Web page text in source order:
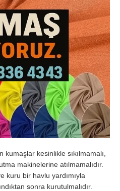
kesinlikle sıkılmamalı,
makinelerine atılmamalıdır.
kuru bir havlu yardımıyla
sonra kurutulmalıdır.